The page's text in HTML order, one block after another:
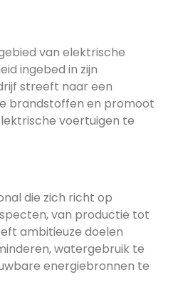
van elektrische
ingebed in zijn
streeft naar een
brandstoffen en promoot
voertuigen te
die zich richt op
van productie tot
ambitieuze doelen
watergebruik te
energiebronnen te